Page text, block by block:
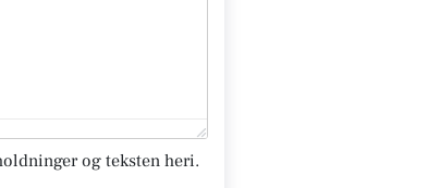
og teksten heri.